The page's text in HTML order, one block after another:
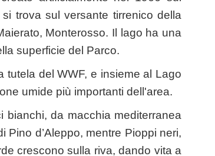
trova sul versante tirrenico della
Monterosso. Il lago ha una
superficie del Parco.
tutela del WWF, e insieme al Lago
umide più importanti dell'area.
bianchi, da macchia mediterranea
d’Aleppo, mentre Pioppi neri,
crescono sulla riva, dando vita a